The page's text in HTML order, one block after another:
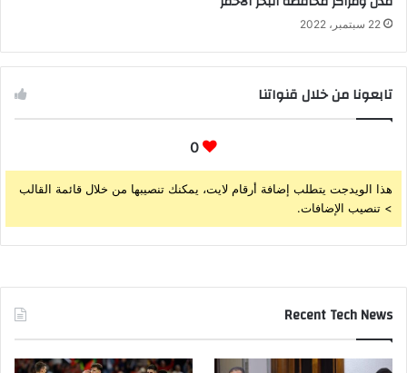
22 سبتمبر، 2022
تابعونا من خلال قنواتنا
0
هذا الويدجت يتطلب إضافة أرقام لايت، يمكنك تنصيبها من خلال قائمة القالب
> تنصيب الإضافات.
Recent Tech News